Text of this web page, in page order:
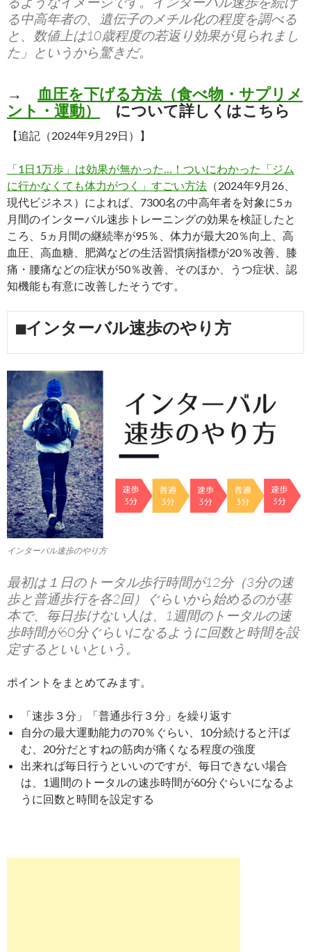
る中高年者の、遺伝子のメチル化の程度を調べる
と、数値上は10歳程度の若返り効果が見られまし
た」というから驚きだ。
→
血圧を下げる方法（食べ物・サプリメ
ント・運動）
について詳しくはこちら
【追記（2024年9月29日）】
「1日1万歩」は効果が無かった…！ついにわかった「ジム
に行かなくても体力がつく」すごい方法 （2024年9月26、
現代ビジネス）によれば、7300名の中高年者を対象に5ヵ
月間のインターバル速歩トレーニングの効果を検証したと
ころ、5ヵ月間の継続率が95％、体力が最大20％向上、高
血圧、高血糖、肥満などの生活習慣病指標が20％改善、膝
痛・腰痛などの症状が50％改善、そのほか、うつ症状、認
知機能も有意に改善したそうです。
■インターバル速歩のやり方
インターバル速歩のやり方
最初は１日のトータル歩行時間が12分（3分の速
歩と普通歩行を各2回）ぐらいから始めるのが基
本で、毎日歩けない人は、1週間のトータルの速
歩時間が60分ぐらいになるように回数と時間を設
定するといいという。
ポイントをまとめてみます。
「速歩３分」「普通歩行３分」を繰り返す
自分の最大運動能力の70％ぐらい、10分続けると汗ば
む、20分だとすねの筋肉が痛くなる程度の強度
出来れば毎日行うといいのですが、毎日できない場合
は、1週間のトータルの速歩時間が60分ぐらいになるよ
うに回数と時間を設定する